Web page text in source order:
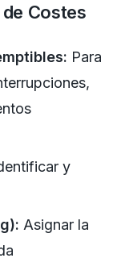
Costes
Para
y
Asignar la